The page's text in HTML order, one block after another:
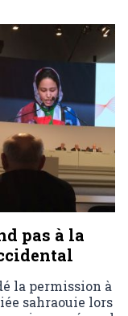
pas à la
la permission à
sahraouie lors